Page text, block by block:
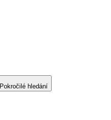
Pokročilé hledání